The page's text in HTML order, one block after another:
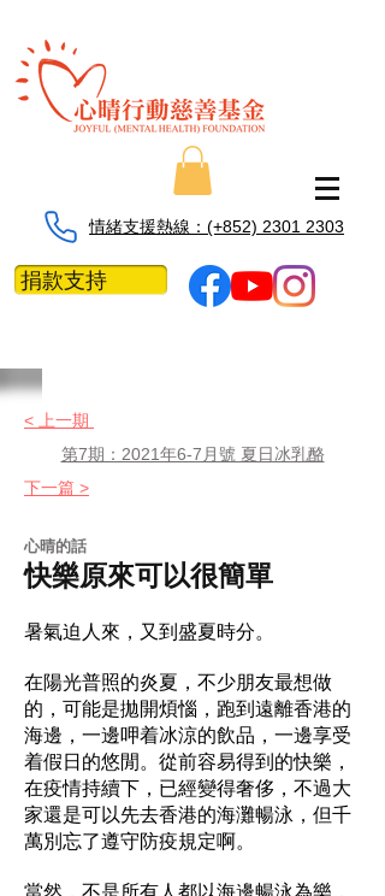
情緒支援熱線：​​(+852) 2301 2303
捐款支持
< 上一期
第7期：2021年6-7月號 夏日冰乳酪
下一篇 >
​心晴的話
快樂原來可以很簡單
暑氣迫人來，又到盛夏時分。
在陽光普照的炎夏，不少朋友最想做
的，可能是拋開煩惱，跑到遠離香港的
海邊，一邊呷着冰涼的飲品，一邊享受
着假日的悠閒。從前容易得到的快樂，
在疫情持續下，已經變得奢侈，不過大
家還是可以先去香港的海灘暢泳，但千
萬別忘了遵守防疫規定啊。
當然，不是所有人都以海邊暢泳為樂，